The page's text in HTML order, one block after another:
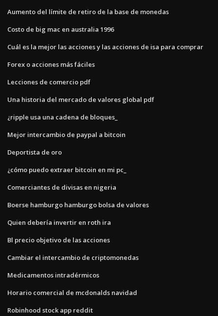
Aumento del límite de retiro de la base de monedas
Costo de big mac en australia 1996
Cuál es la mejor las acciones y las acciones de isa para comprar
Forex o acciones más fáciles
Lecciones de comercio pdf
Una historia del mercado de valores global pdf
¿ripple usa una cadena de bloques_
Mejor intercambio de paypal a bitcoin
Deportista de oro
¿cómo puedo extraer bitcoin en mi pc_
Comerciantes de divisas en nigeria
Boerse hamburgo hamburgo bolsa de valores
Quien debería invertir en roth ira
Bl precio objetivo de las acciones
Cambiar el intercambio de criptomonedas
Medicamentos intradérmicos
Horario comercial de mcdonalds navidad
Robinhood stock app reddit